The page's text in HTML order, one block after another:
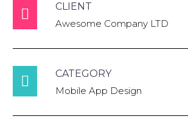

CLIENT
Awesome Company LTD

CATEGORY
Mobile App Design